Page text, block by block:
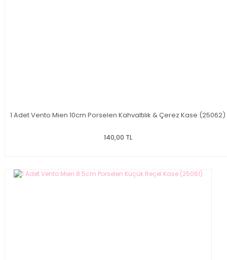
1 Adet Vento Mien 10cm Porselen Kahvaltılık & Çerez Kase (25062)
140,00 TL